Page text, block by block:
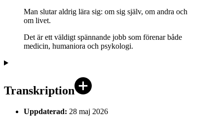
Man slutar aldrig lära sig: om sig själv, om andra och
om livet.
Det är ett väldigt spännande jobb som förenar både
medicin, humaniora och psykologi.
Transkription
Uppdaterad: 28 maj 2026